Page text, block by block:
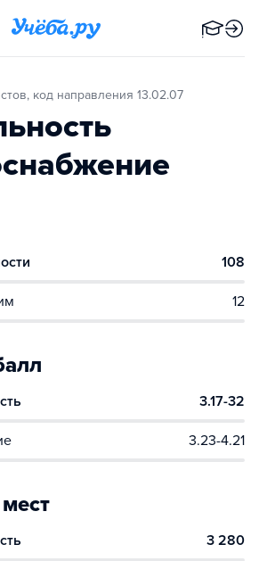
код направления 13.02.07
108
12
3.17-32
3.23-4.21
3 280